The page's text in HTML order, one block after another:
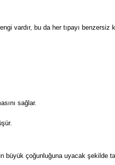
vardır, bu da her tıpayı benzersiz
sağlar.
çoğunluğuna uyacak şekilde